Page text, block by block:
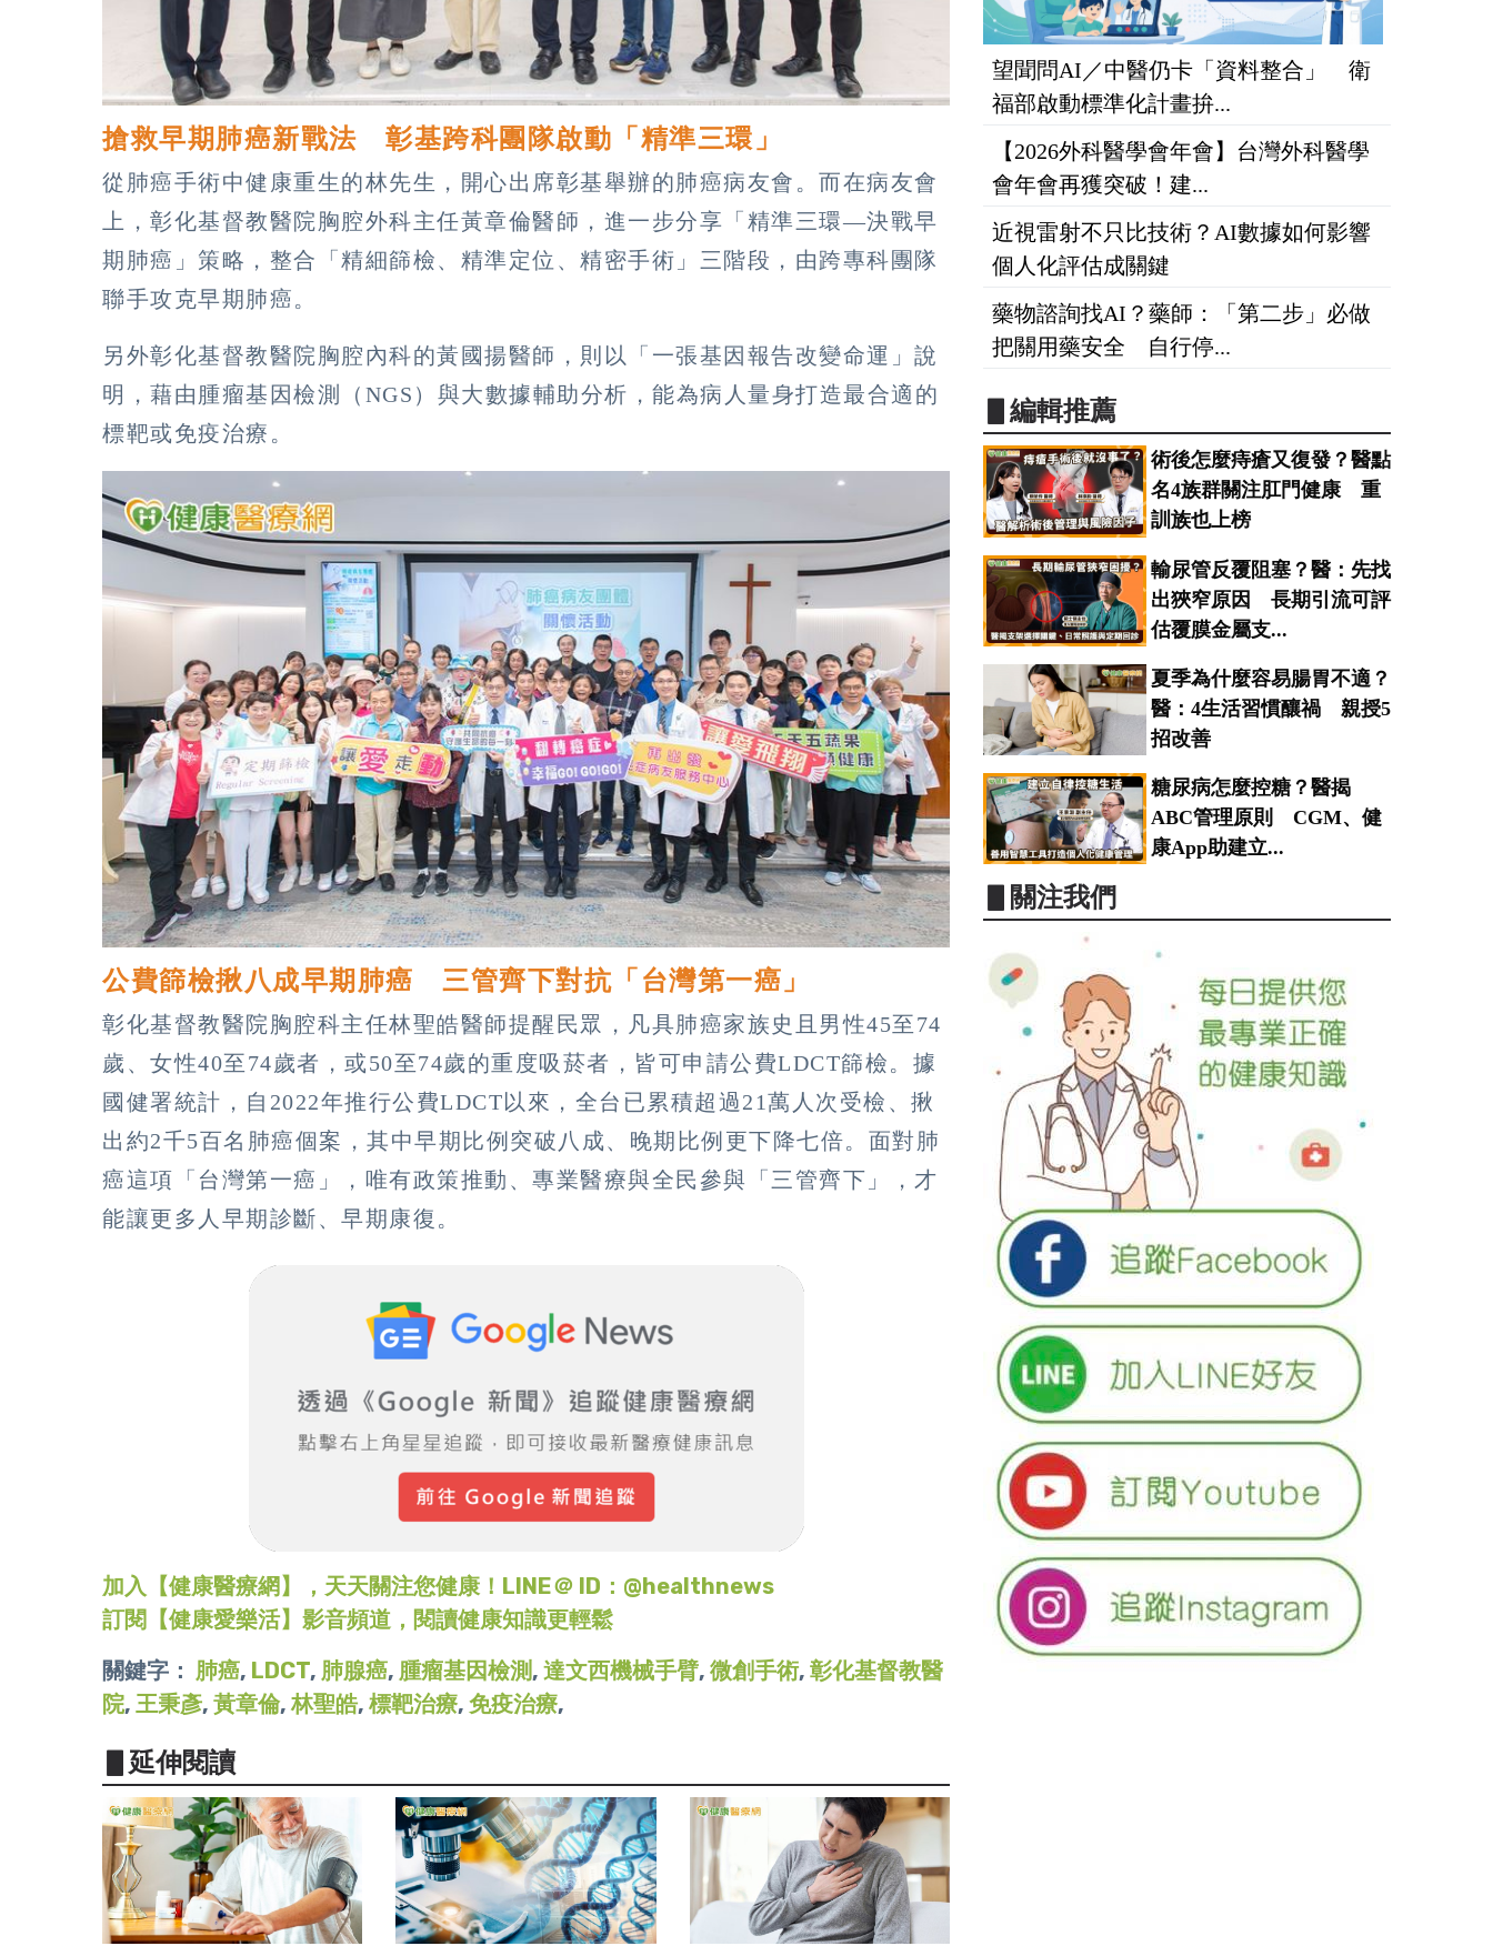
搶救早期肺癌新戰法 彰基跨科團隊啟動「精準三環」
從肺癌手術中健康重生的林先生，開心出席彰基舉辦的肺癌病友會。而在病友會
上，彰化基督教醫院胸腔外科主任黃章倫醫師，進一步分享「精準三環—決戰早
期肺癌」策略，整合「精細篩檢、精準定位、精密手術」三階段，由跨專科團隊
聯手攻克早期肺癌。
另外彰化基督教醫院胸腔內科的黃國揚醫師，則以「一張基因報告改變命運」說
明，藉由腫瘤基因檢測（NGS）與大數據輔助分析，能為病人量身打造最合適的
標靶或免疫治療。
公費篩檢揪八成早期肺癌 三管齊下對抗「台灣第一癌」
彰化基督教醫院胸腔科主任林聖皓醫師提醒民眾，凡具肺癌家族史且男性45至74
歲、女性40至74歲者，或50至74歲的重度吸菸者，皆可申請公費LDCT篩檢。據
國健署統計，自2022年推行公費LDCT以來，全台已累積超過21萬人次受檢、揪
出約2千5百名肺癌個案，其中早期比例突破八成、晚期比例更下降七倍。面對肺
癌這項「台灣第一癌」，唯有政策推動、專業醫療與全民參與「三管齊下」，才
能讓更多人早期診斷、早期康復。
加入【健康醫療網】，天天關注您健康！LINE＠ ID：@healthnews
訂閱【健康愛樂活】影音頻道，閱讀健康知識更輕鬆
關鍵字： 肺癌, LDCT, 肺腺癌, 腫瘤基因檢測, 達文西機械手臂, 微創手術, 彰化基督教醫
院, 王秉彥, 黃章倫,林聖皓, 標靶治療, 免疫治療,
▋延伸閱讀
望聞問AI／中醫仍卡「資料整合」 衛
福部啟動標準化計畫拚...
【2026外科醫學會年會】台灣外科醫學
會年會再獲突破！建...
近視雷射不只比技術？AI數據如何影響
個人化評估成關鍵
藥物諮詢找AI？藥師：「第二步」必做
把關用藥安全 自行停...
▋編輯推薦
術後怎麼痔瘡又復發？醫點
名4族群關注肛門健康 重
訓族也上榜
輸尿管反覆阻塞？醫：先找
出狹窄原因 長期引流可評
估覆膜金屬支...
夏季為什麼容易腸胃不適？
醫：4生活習慣釀禍 親授5
招改善
糖尿病怎麼控糖？醫揭
ABC管理原則 CGM、健
康App助建立...
▋關注我們